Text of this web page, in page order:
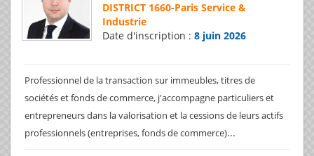
DISTRICT 1660-Paris Service &
Industrie
Date d'inscription : 8 juin 2026
Professionnel de la transaction sur immeubles, titres de
sociétés et fonds de commerce, j'accompagne particuliers et
entrepreneurs dans la valorisation et la cessions de leurs actifs
professionnels (entreprises, fonds de commerce)...